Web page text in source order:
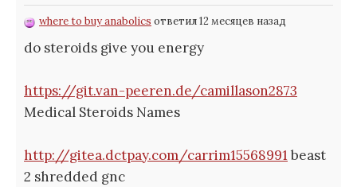
where to buy anabolics ответил 12 месяцев назад
do steroids give you energy
https://git.van-peeren.de/camillason2873
Medical Steroids Names
http://gitea.dctpay.com/carrim15568991 beast
2 shredded gnc